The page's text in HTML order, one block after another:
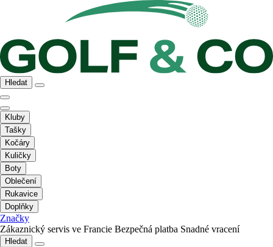
Hledat
Kluby
Tašky
Kočáry
Kuličky
Boty
Oblečení
Rukavice
Doplňky
Značky
Zákaznický servis ve Francie Bezpečná platba Snadné vracení
Hledat